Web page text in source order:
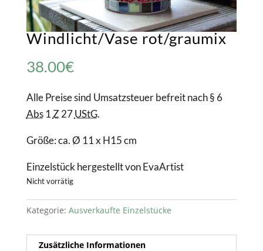
Windlicht/Vase rot/graumix
38.00€
Alle Preise sind Umsatzsteuer befreit nach § 6
Abs1 Z 27UStG.
Größe: ca. Ø 11 x H15 cm
Einzelstück hergestellt von EvaArtist
Nicht vorrätig
Kategorie: Ausverkaufte Einzelstücke
Zusätzliche Informationen